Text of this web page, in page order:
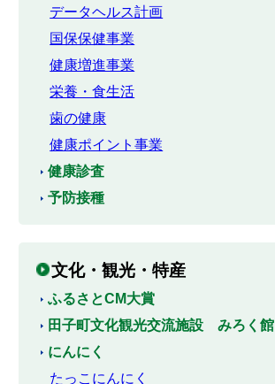
データヘルス計画
国保保健事業
健康増進事業
栄養・食生活
歯の健康
健康ポイント事業
健康診査
予防接種
文化・観光・特産
ふるさとCM大賞
田子町文化観光交流施設 みろく館
にんにく
たっこにんにく